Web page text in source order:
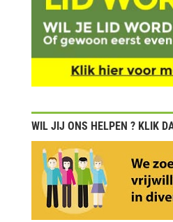
WIL JIJ ONS HELPEN ? KLIK